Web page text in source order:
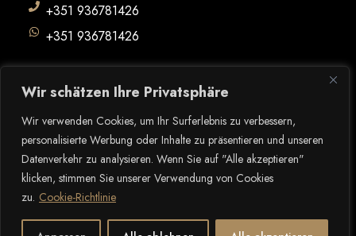
Wir schätzen Ihre Privatsphäre
Wir verwenden Cookies, um Ihr Surferlebnis zu verbessern,
personalisierte Werbung oder Inhalte zu präsentieren und unseren
Datenverkehr zu analysieren. Wenn Sie auf "Alle akzeptieren"
klicken, stimmen Sie unserer Verwendung von Cookies
zu. Cookie-Richtlinie
+351 936781426
+351 936781426
© CopyrightROMEU RAMOS Alle Rechte vorbehalten.
DATENSCHUTZBESTIMMUNGEN
NUTZUNGSBEDINGUNGEN